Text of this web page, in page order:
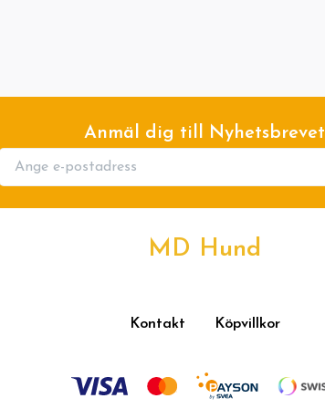
Anmäl dig till Nyhetsbrevet
MD Hund
Kontakt Köpvillkor